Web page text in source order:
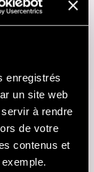
enregistrés
un site web
à rendre
de votre
contenus et